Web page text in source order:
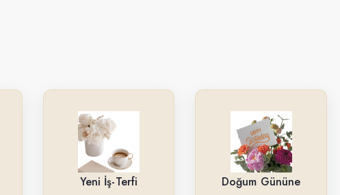
Yeni İş-Terfi Doğum Gününe